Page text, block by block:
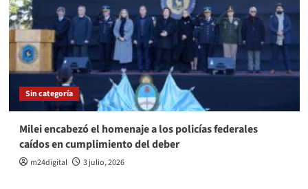
Sin categoría
Milei encabezó el homenaje a los policías federales
caídos en cumplimiento del deber
m24digital 3 julio, 2026